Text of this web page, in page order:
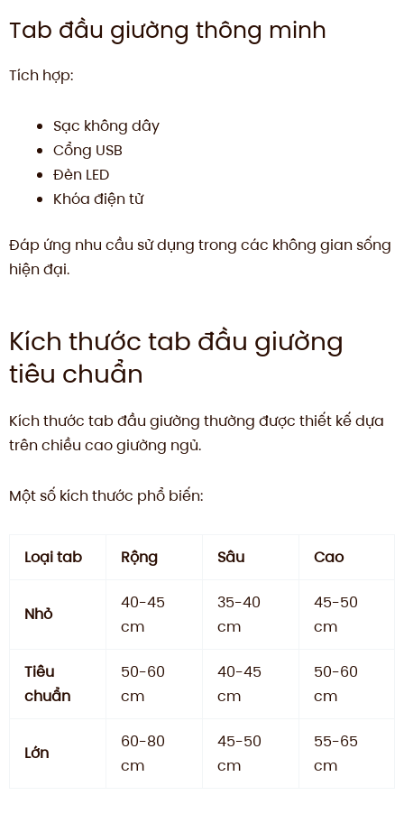
Tab đầu giường thông minh
Tích hợp:
Sạc không dây
Cổng USB
Đèn LED
Khóa điện tử
Đáp ứng nhu cầu sử dụng trong các không gian sống
hiện đại.
Kích thước tab đầu giường
tiêu chuẩn
Kích thước tab đầu giường thường được thiết kế dựa
trên chiều cao giường ngủ.
Một số kích thước phổ biến:
Loại tab Rộng Sâu Cao
Nhỏ
40-45
cm
35-40
cm
45-50
cm
Tiêu
chuẩn
50-60
cm
40-45
cm
50-60
cm
Lớn
60-80
cm
45-50
cm
55-65
cm